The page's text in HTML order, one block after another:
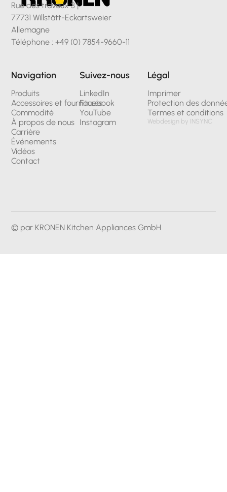
© par KRONEN Kitchen Appliances GmbH
Rue des travaux 3 |
77731 Willstätt-Eckartsweier
Allemagne
Téléphone : +49 (0) 7854-9660-11
Navigation
Produits
Accessoires et fournitures
Commodité
À propos de nous
Carrière
Événements
Vidéos
Contact
Suivez-nous
LinkedIn
Facebook
YouTube
Instagram
Légal
Imprimer
Protection des
Termes et conditions
Webdesign by INSYNC